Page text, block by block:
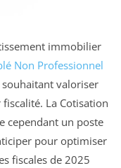
immobilier
Non Professionnel
souhaitant valoriser
La Cotisation
cependant un poste
pour optimiser
fiscales de 2025